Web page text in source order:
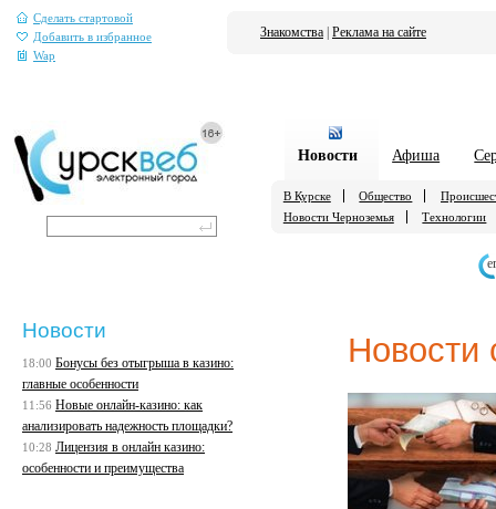
Сделать стартовой
Добавить в избранное
Wap
Знакомства Реклама на сайте
Новости Афиша
В Курске Общество
Новости Черноземья
Технологии
Новости
Новости
18:00 Бонусы без отыгрыша в казино:
главные особенности
11:56 Новые онлайн-казино: как
анализировать надежность площадки?
10:28 Лицензия в онлайн казино:
особенности и преимущества